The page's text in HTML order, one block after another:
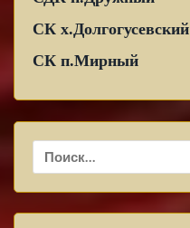
СК х.Долгогусевский
СК п.Мирный
Найти: